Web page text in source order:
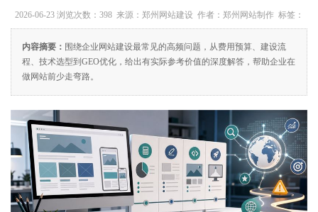
2026-06-23浏览次数：398 来源：郑州网站建设 作者：郑州网站制作 标签：
内容摘要： 围绕企业网站建设最常见的高频问题，从费用预算、建设流
程、技术选型到GEO优化，给出有实际参考价值的深度解答，帮助企业在
做网站前少走弯路。